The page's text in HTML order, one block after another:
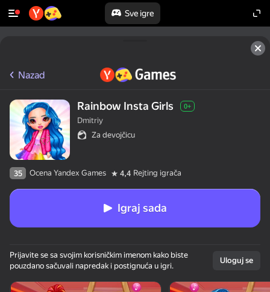
Sve igre
Nazad
Rainbow Insta Girls 0+
Dmitriy
Za devojčicu
35 Ocena Yandex Games 4,4 Rejting igrača
Igraj sada
Prijavite se sa svojim korisničkim imenom kako biste
pouzdano sačuvali napredak i postignuća u igri.
Uloguj se